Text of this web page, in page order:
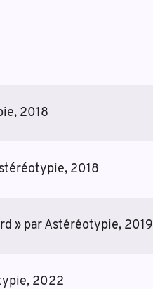
2018
2018
» par Astéréotypie, 2019
2022